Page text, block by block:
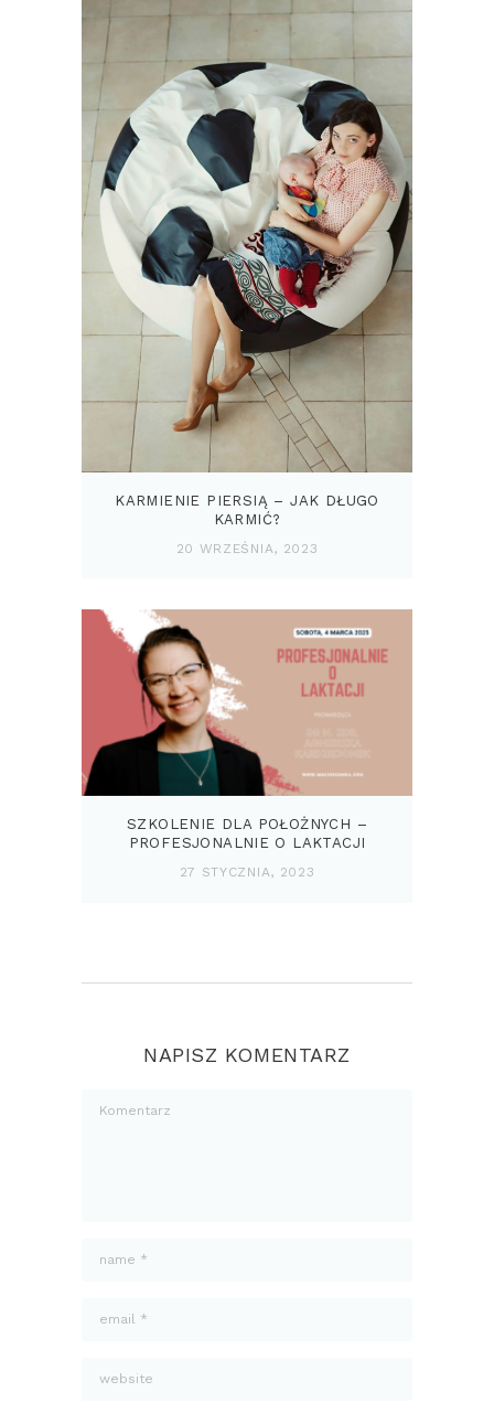
KARMIENIE PIERSIĄ – JAK DŁUGO
KARMIĆ?
20 WRZEŚNIA, 2023
SZKOLENIE DLA POŁOŻNYCH –
PROFESJONALNIE O LAKTACJI
27 STYCZNIA, 2023
NAPISZ KOMENTARZ